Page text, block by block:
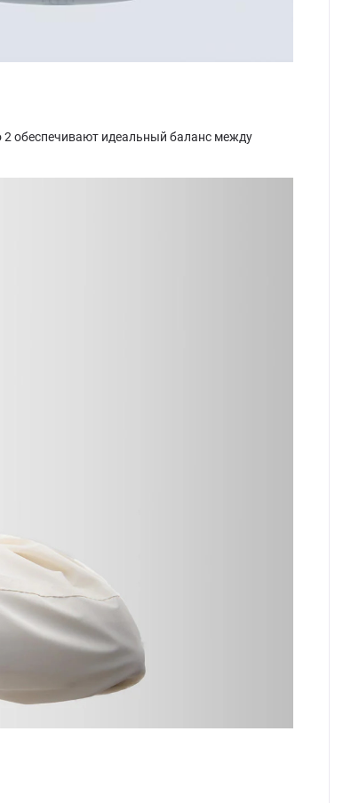
обеспечивают идеальный баланс между